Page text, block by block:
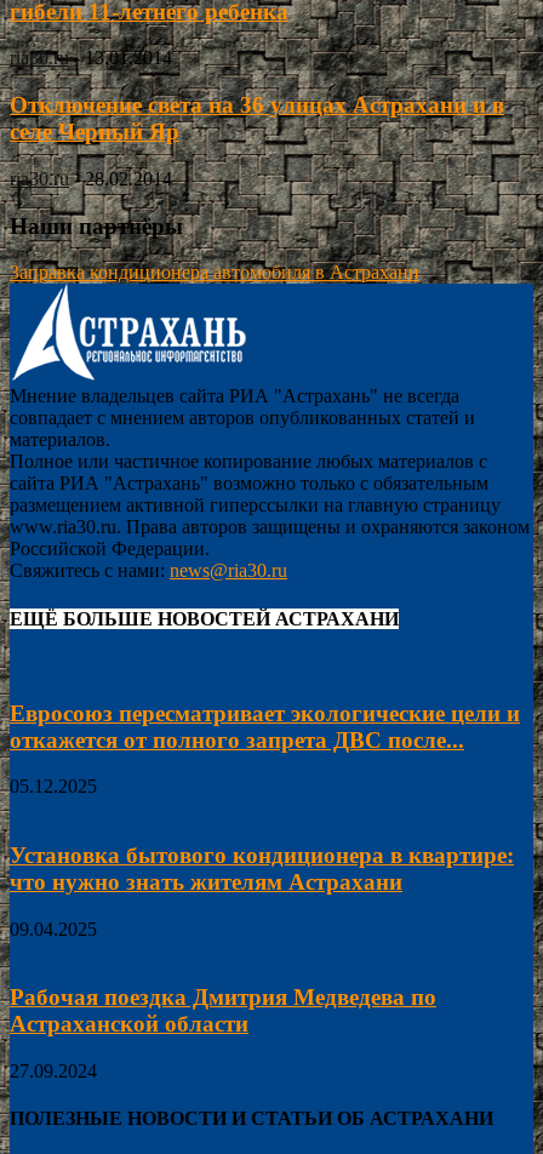
гибели 11-летнего ребенка
ria30.ru - 13.01.2014
Отключение света на 36 улицах Астрахани и в
селе Черный Яр
ria30.ru - 28.02.2014
Наши партнёры
Заправка кондиционера автомобиля в Астрахани
Мнение владельцев сайта РИА "Астрахань" не всегда
совпадает с мнением авторов опубликованных статей и
материалов.
Полное или частичное копирование любых материалов с
сайта РИА "Астрахань" возможно только с обязательным
размещением активной гиперссылки на главную страницу
www.ria30.ru. Права авторов защищены и охраняются законом
Российской Федерации.
Свяжитесь с нами: news@ria30.ru
ЕЩЁ БОЛЬШЕ НОВОСТЕЙ АСТРАХАНИ
Евросоюз пересматривает экологические цели и
откажется от полного запрета ДВС после...
05.12.2025
Установка бытового кондиционера в квартире:
что нужно знать жителям Астрахани
09.04.2025
Рабочая поездка Дмитрия Медведева по
Астраханской области
27.09.2024
ПОЛЕЗНЫЕ НОВОСТИ И СТАТЬИ ОБ АСТРАХАНИ